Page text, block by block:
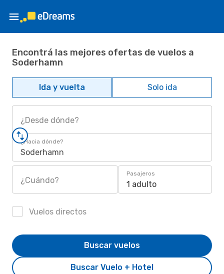
Encontrá las mejores ofertas de vuelos a
Soderhamn
Ida y vuelta Solo ida
¿Desde dónde?
¿Hacia dónde?
Soderhamn
¿Cuándo?
Pasajeros
1 adulto
Vuelos directos
Buscar Vuelo + Hotel
Buscar vuelos